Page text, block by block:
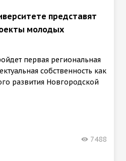
представят
молодых
первая региональная
собственность как
развития Новгородской
7488